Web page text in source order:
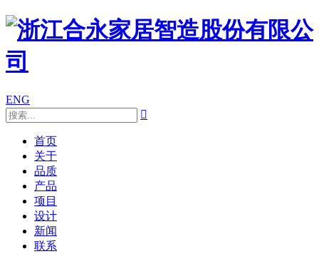
ENG

首页
关于
品质
产品
项目
设计
新闻
联系